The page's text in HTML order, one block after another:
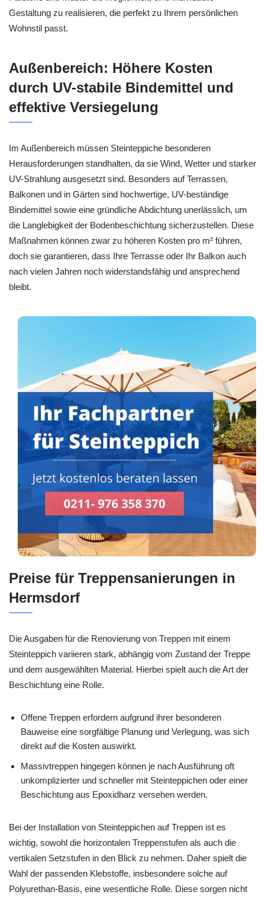
Gestaltung zu realisieren, die perfekt zu Ihrem persönlichen
Wohnstil passt.
Außenbereich: Höhere Kosten
durch UV-stabile Bindemittel und
effektive Versiegelung
Im Außenbereich müssen Steinteppiche besonderen
Herausforderungen standhalten, da sie Wind, Wetter und starker
UV-Strahlung ausgesetzt sind. Besonders auf Terrassen,
Balkonen und in Gärten sind hochwertige, UV-beständige
Bindemittel sowie eine gründliche Abdichtung unerlässlich, um
die Langlebigkeit der Bodenbeschichtung sicherzustellen. Diese
Maßnahmen können zwar zu höheren Kosten pro m² führen,
doch sie garantieren, dass Ihre Terrasse oder Ihr Balkon auch
nach vielen Jahren noch widerstandsfähig und ansprechend
bleibt.
Preise für Treppensanierungen in
Hermsdorf
Die Ausgaben für die Renovierung von Treppen mit einem
Steinteppich variieren stark, abhängig vom Zustand der Treppe
und dem ausgewählten Material. Hierbei spielt auch die Art der
Beschichtung eine Rolle.
Offene Treppen erfordern aufgrund ihrer besonderen
Bauweise eine sorgfältige Planung und Verlegung, was sich
direkt auf die Kosten auswirkt.
Massivtreppen hingegen können je nach Ausführung oft
unkomplizierter und schneller mit Steinteppichen oder einer
Beschichtung aus Epoxidharz versehen werden.
Bei der Installation von Steinteppichen auf Treppen ist es
wichtig, sowohl die horizontalen Treppenstufen als auch die
vertikalen Setzstufen in den Blick zu nehmen. Daher spielt die
Wahl der passenden Klebstoffe, insbesondere solche auf
Polyurethan-Basis, eine wesentliche Rolle. Diese sorgen nicht